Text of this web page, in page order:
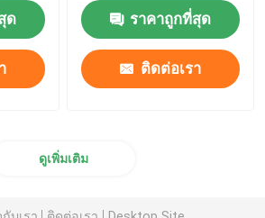
ชิงเร่งปฏิกิริยาสูง
ด
ราคาถูกที่สุด
ติดต่อเรา
ดูเพิ่มเติม